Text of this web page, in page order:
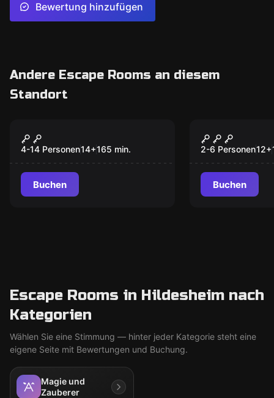
Bewertung hinzufügen
Andere Escape Rooms an diesem
Standort
Mord am Bischof
4-14 Personen14+165 min.
Buchen
Neu
Auroras
Würfel
2-6 Personen12+
Buchen
Escape Rooms in Hildesheim nach
Kategorien
Wählen Sie eine Stimmung — hinter jeder Kategorie steht eine
eigene Seite mit Bewertungen und Buchung.
Magie und
Zauberer